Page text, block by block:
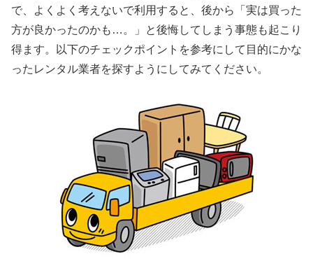
で、よくよく考えないで利用すると、後から「実は買った
方が良かったのかも…。」と後悔してしまう事態も起こり
得ます。以下のチェックポイントを参考にして目的にかな
ったレンタル業者を探すようにしてみてください。